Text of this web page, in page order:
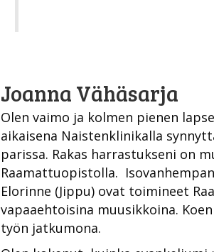
Joanna Vähäsarja
Olen vaimo ja kolmen pienen
aikaisena Naistenklinikalla
parissa. Rakas harrastukseni on
Raamattuopistolla.
Elorinne (Jippu) ovat toimineet
vapaaehtoisina muusikkoina.
työn jatkumona.